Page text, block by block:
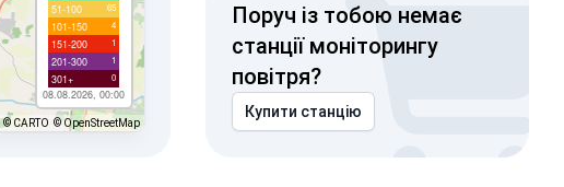
51-100 65
101-150 4
151-200 1
201-300 1
301+ 0
08.08.2026, 00:00
© CARTO © OpenStreetMap
Поруч із тобою немає
станції моніторингу
повітря?
Купити станцію